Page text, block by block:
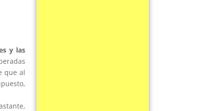
y las
que al